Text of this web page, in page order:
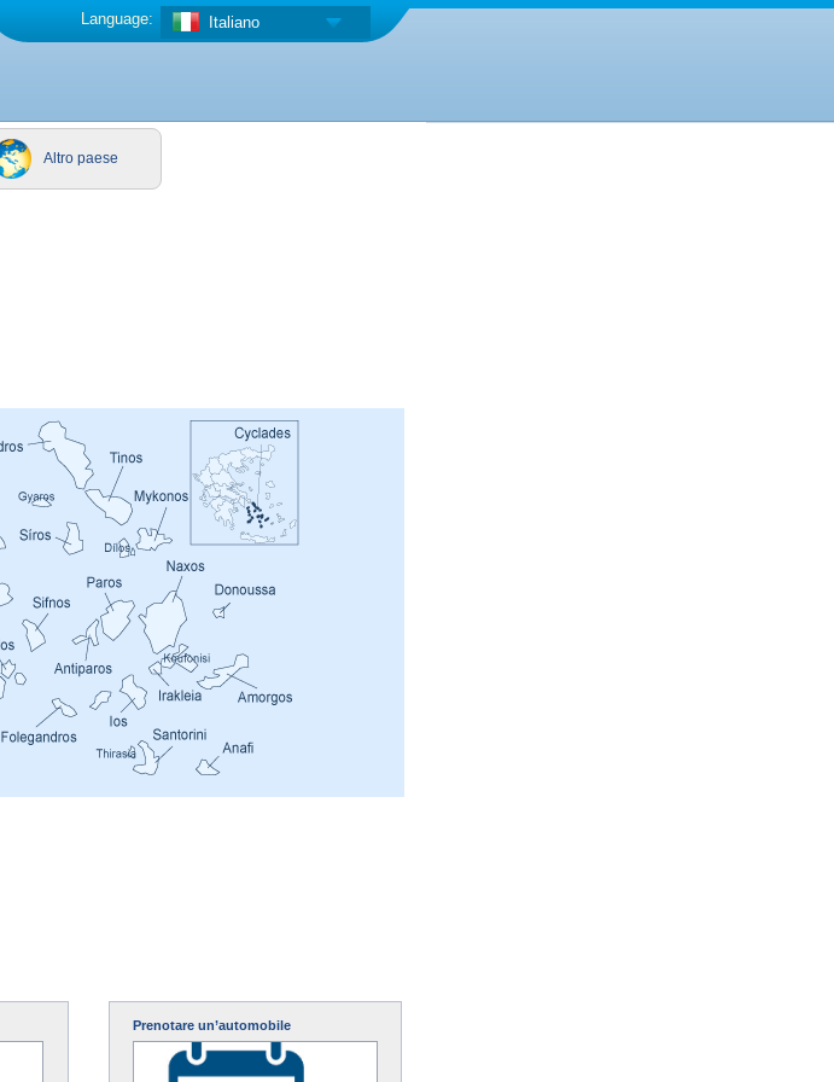
Italiano
Language:
Altro paese
Prenotare un’automobile